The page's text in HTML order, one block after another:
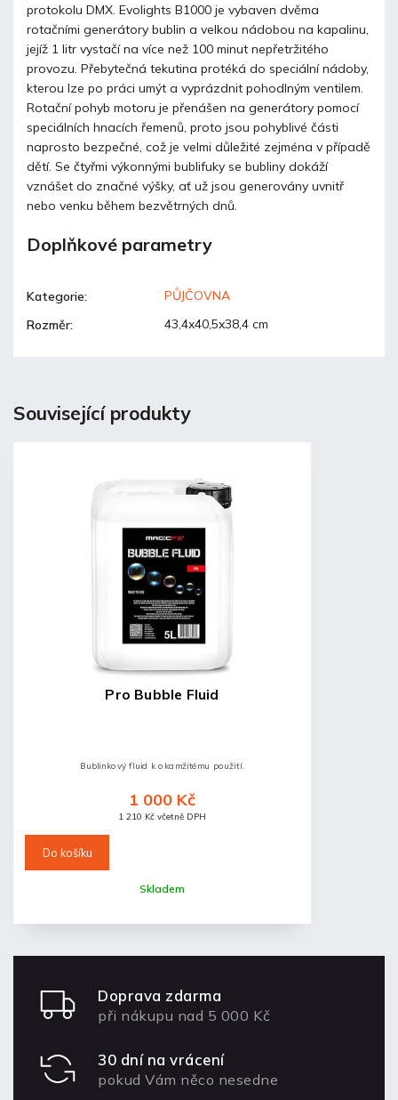
protokolu DMX. Evolights B1000 je vybaven dvěma
rotačními generátory bublin a velkou nádobou na kapalinu,
jejíž 1 litr vystačí na více než 100 minut nepřetržitého
provozu. Přebytečná tekutina protéká do speciální nádoby,
kterou lze po práci umýt a vyprázdnit pohodlným ventilem.
Rotační pohyb motoru je přenášen na generátory pomocí
speciálních hnacích řemenů, proto jsou pohyblivé části
naprosto bezpečné, což je velmi důležité zejména v případě
dětí. Se čtyřmi výkonnými bublifuky se bubliny dokáží
vznášet do značné výšky, ať už jsou generovány uvnitř
nebo venku během bezvětrných dnů.
Doplňkové parametry
Kategorie:
PŮJČOVNA
Rozměr: 43,4x40,5x38,4 cm
Související produkty
Pro Bubble Fluid
Skladem
1 210 Kč včetně DPH
1 000 Kč
Do košíku
Bublinkový fluid k okamžitému použití.
Doprava zdarma
při nákupu nad 5 000 Kč
30 dní na vrácení
pokud Vám něco nesedne